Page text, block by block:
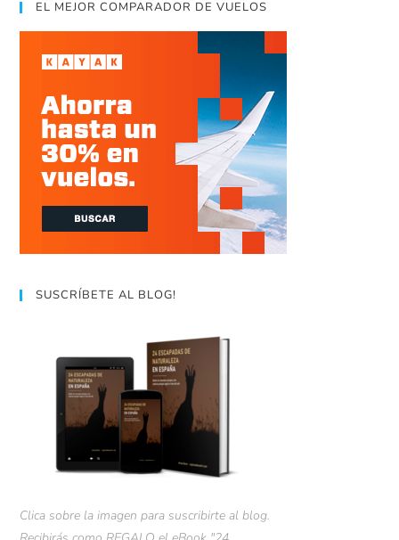
EL MEJOR COMPARADOR DE VUELOS
SUSCRÍBETE AL BLOG!
Clica sobre la imagen para suscribirte al blog.